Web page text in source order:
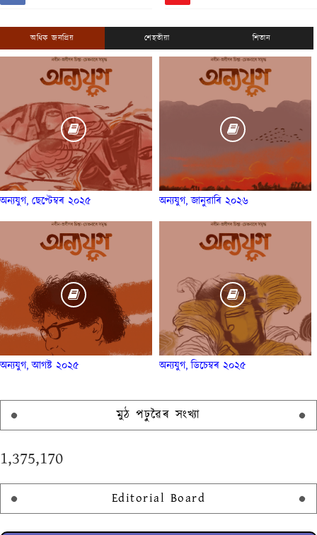
অধিক জনপ্ৰিয় শেহতীয়া শিতান
অন্যযুগ, ছেপ্টেম্বৰ ২০২৫ অন্যযুগ, জানুৱাৰি ২০২৬
অন্যযুগ, আগষ্ট ২০২৫ অন্যযুগ, ডিচেম্বৰ ২০২৫
মুঠ পঢ়ুৱৈৰ সংখ্যা
1,375,170
Editorial Board